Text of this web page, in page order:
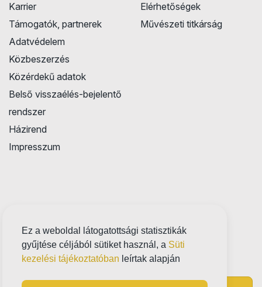
Ez a weboldal látogatottsági statisztikák
gyűjtése céljából sütiket használ, a Süti
kezelési tájékoztatóban leírtak alapján
Karrier
Támogatók, partnerek
Adatvédelem
Közbeszerzés
Közérdekű adatok
Belső visszaélés-bejelentő
rendszer
Házirend
Impresszum
Elérhetőségek
Művészeti titkárság
Próbatábla